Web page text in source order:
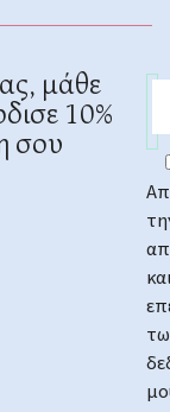
μάθε
10%
σου